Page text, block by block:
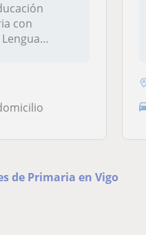
con
de Primaria en Vigo